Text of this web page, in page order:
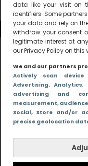
data like your visit on
identifiers. Some
your data and rely on
withdraw your consent
legitimate interest at
our Privacy Policy on this
We and our partners
Actively scan
Advertising, Analytics,
advertising and
measurement,
Social, Store and/or
precise geolocation